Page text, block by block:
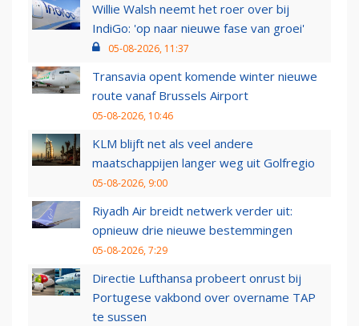
Willie Walsh neemt het roer over bij
IndiGo: 'op naar nieuwe fase van groei'
05-08-2026, 11:37
Transavia opent komende winter nieuwe
route vanaf Brussels Airport
05-08-2026, 10:46
KLM blijft net als veel andere
maatschappijen langer weg uit Golfregio
05-08-2026, 9:00
Riyadh Air breidt netwerk verder uit:
opnieuw drie nieuwe bestemmingen
05-08-2026, 7:29
Directie Lufthansa probeert onrust bij
Portugese vakbond over overname TAP
te sussen